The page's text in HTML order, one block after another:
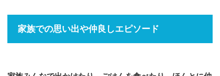
家族での思い出や仲良しエピソード